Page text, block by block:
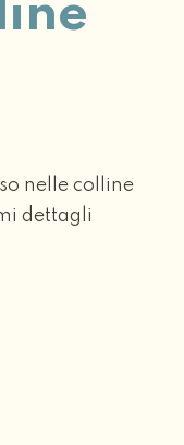
nelle colline
dettagli